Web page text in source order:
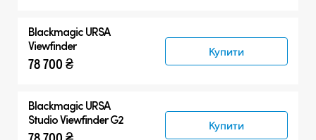
Blackmagic URSA
Viewfinder
78 700 ₴
Купити
Blackmagic URSA
Studio Viewfinder G2
Купити